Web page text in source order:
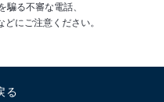
騙る不審な電話、
どにご注意ください。
る